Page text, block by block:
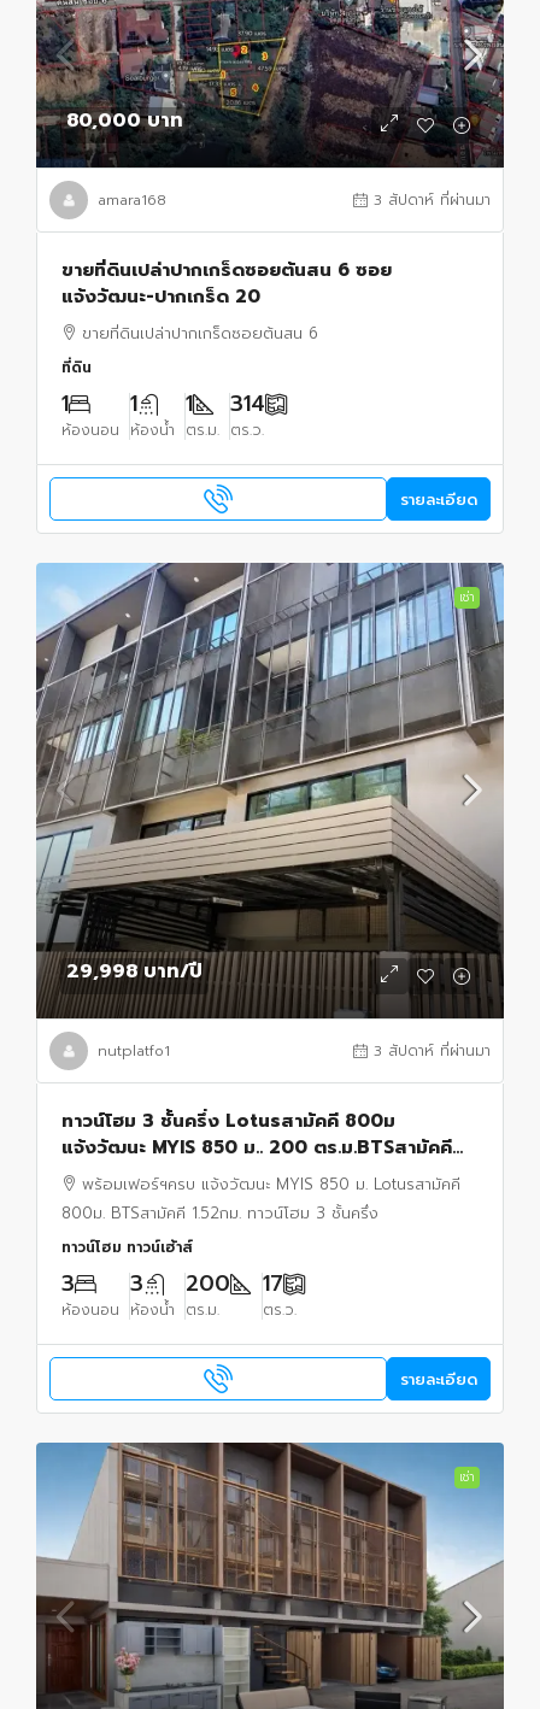
80,000 บาท
amara168 3 สัปดาห์ ที่ผ่านมา
ขายที่ดินเปล่าปากเกร็ดซอยต้นสน 6 ซอย
แจ้งวัฒนะ-ปากเกร็ด 20
ขายที่ดินเปล่าปากเกร็ดซอยต้นสน 6
ที่ดิน
1
ห้องนอน
1
ห้องน้ำ
1
ตร.ม.
314
ตร.ว.
รายละเอียด
เช่า
29,998 บาท/ปี
nutplatfo1 3 สัปดาห์ ที่ผ่านมา
ทาวน์โฮม 3 ชั้นครึ่ง Lotusสามัคคี 800ม
แจ้งวัฒนะ MYIS 850 ม.. 200 ตร.ม.BTSสามัคคี
1.52กม.3นอน 3น้ำ 17 ตร.วา.พร้อมเฟอร์ฯครบ
พร้อมเฟอร์ฯครบ แจ้งวัฒนะ MYIS 850 ม. Lotusสามัคคี
800ม. BTSสามัคคี 1.52กม. ทาวน์โฮม 3 ชั้นครึ่ง
ทาวน์โฮม ทาวน์เฮ้าส์
3
ห้องนอน
3
ห้องน้ำ
200
ตร.ม.
17
ตร.ว.
รายละเอียด
เช่า